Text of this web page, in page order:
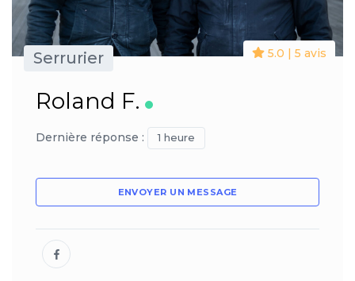
5.0 | 5 avis
Serrurier
Roland F.
Dernière réponse : 1 heure
ENVOYER UN MESSAGE